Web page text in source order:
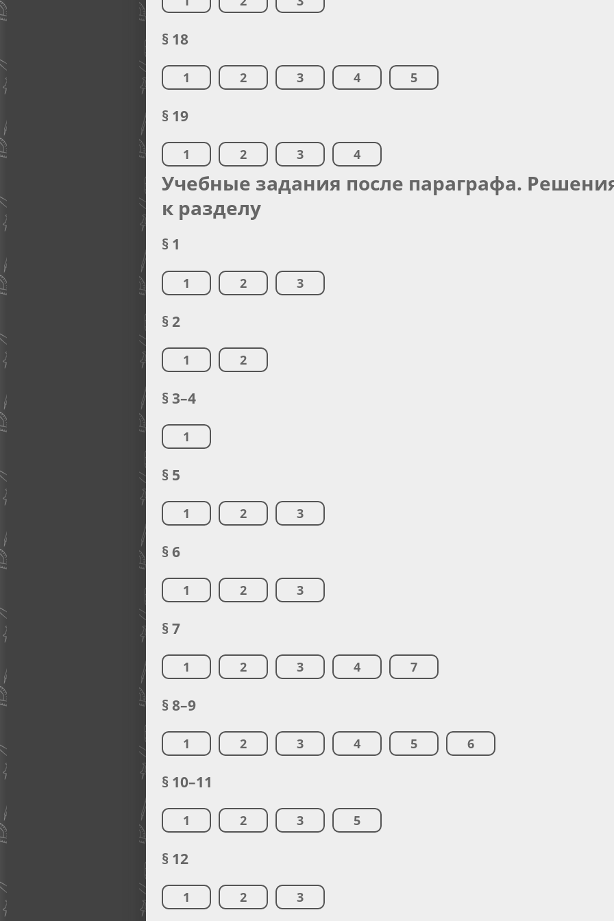
§ 18
1 2 3 4 5
§ 19
1 2 3 4
Учебные задания после параграфа.
к разделу
§ 1
1 2 3
§ 2
1 2
§ 3–4
1
§ 5
1 2 3
§ 6
1 2 3
§ 7
1 2 3 4 7
§ 8–9
1 2 3 4 5 6
§ 10–11
1 2 3 5
§ 12
1 2 3